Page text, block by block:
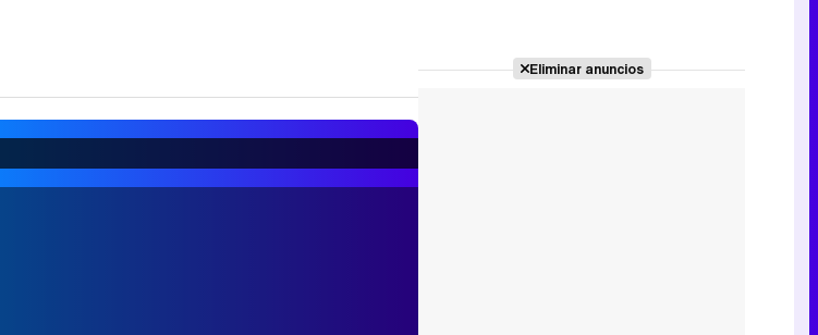
Eliminar anuncios